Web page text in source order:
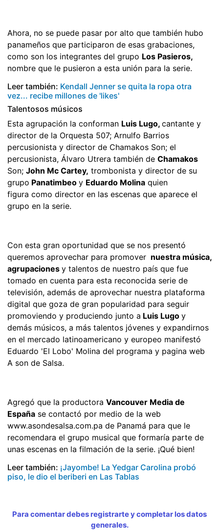
Ahora, no se puede pasar por alto que también hubo
panameños que participaron de esas grabaciones,
como son los integrantes del grupo Los Pasieros,
nombre que le pusieron a esta unión para la serie.
Leer también: Kendall Jenner se quita la ropa otra
vez... recibe millones de 'likes'
Talentosos músicos
Esta agrupación la conforman Luis Lugo, cantante y
director de la Orquesta 507; Arnulfo Barrios
percusionista y director de Chamakos Son; el
percusionista, Álvaro Utrera también de Chamakos
Son; John Mc Cartey, trombonista y director de su
grupo Panatimbeo y Eduardo Molina quien
figura como director en las escenas que aparece el
grupo en la serie.
Con esta gran oportunidad que se nos presentó
queremos aprovechar para promover nuestra música,
agrupaciones y talentos de nuestro país que fue
tomado en cuenta para esta reconocida serie de
televisión, además de aprovechar nuestra plataforma
digital que goza de gran popularidad para seguir
promoviendo y produciendo junto a Luis Lugo y
demás músicos, a más talentos jóvenes y expandirnos
en el mercado latinoamericano y europeo manifestó
Eduardo 'El Lobo' Molina del programa y pagina web
A son de Salsa.
Agregó que la productora Vancouver Media de
España se contactó por medio de la web
www.asondesalsa.com.pa de Panamá para que le
recomendara el grupo musical que formaría parte de
unas escenas en la filmación de la serie. ¡Qué bien!
Leer también: ¡Jayombe! La Yedgar Carolina probó
piso, le dio el beriberi en Las Tablas
Para comentar debes registrarte y completar los datos
generales.